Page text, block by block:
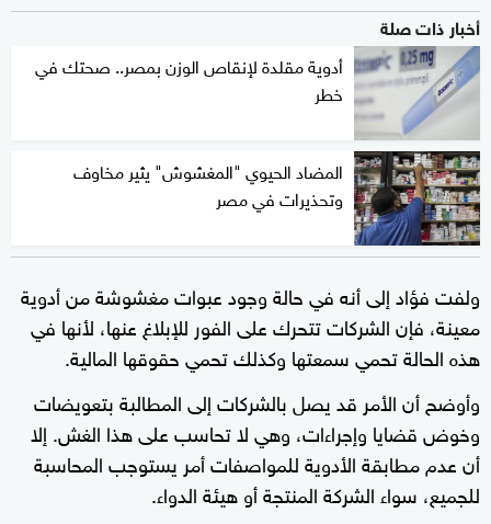
أخبار ذات صلة
أدوية مقلدة لإنقاص الوزن بمصر.. صحتك في
خطر
المضاد الحيوي "المغشوش" يثير مخاوف
وتحذيرات في مصر
ولفت فؤاد إلى أنه في حالة وجود عبوات مغشوشة من أدوية
معينة، فإن الشركات تتحرك على الفور للإبلاغ عنها، لأنها في
هذه الحالة تحمي سمعتها وكذلك تحمي حقوقها المالية.
وأوضح أن الأمر قد يصل بالشركات إلى المطالبة بتعويضات
وخوض قضايا وإجراءات، وهي لا تحاسب على هذا الغش. إلا
أن عدم مطابقة الأدوية للمواصفات أمر يستوجب المحاسبة
للجميع، سواء الشركة المنتجة أو هيئة الدواء.